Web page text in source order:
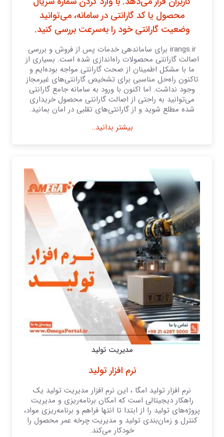
محصول یا کد گارانتی در سامانه، می‌توانید
وضعیت گارانتی خود را به‌سرعت بررسی کنید.
irangs.ir برای ساماندهی خدمات پس از فروش و بررسی
اصالت گارانتی محصولات راه‌اندازی شده است. بسیاری از
ما با مشکل اطمینان از صحت گارانتی مواجه بوده‌ایم و
تاکنون راه‌حل مناسبی برای تشخیص گارانتی‌های غیرمجاز
وجود نداشت. اما اکنون با ورود به سامانه جامع گارانتی
می‌توانید به راحتی از اصالت گارانتی محصول خریداری
شده مطلع شوید و از گارانتی‌های تقلبی در امان بمانید.
بیشتر بدانید..
مدیریت تولید
نرم افزار تولید
نرم افزار تولید امگا ، این نرم افزار مدیریت تولید یک
راهکار دیجیتالی است که امکان برنامه‌ریزی و مدیریت
پروژه‌های تولید را از ابتدا تا انتها فراهم و برنامه‌ریزی مواد،
کنترل و زمان‌بندی تولید و مدیریت چرخه عمر محصول را
خودکار می‌کند.